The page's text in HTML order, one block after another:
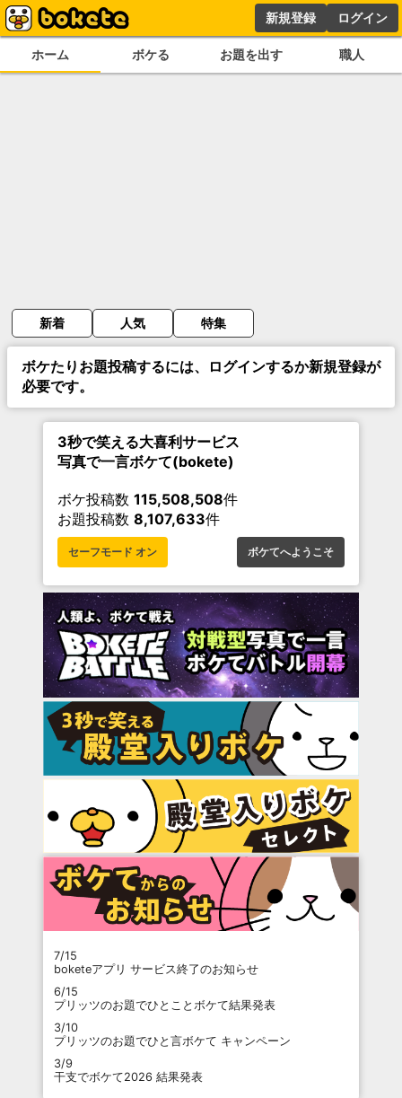
新規登録 ログイン
ホーム ボケる お題を出す 職人
新着 人気 特集
ボケたりお題投稿するには、ログインするか新規登録が
必要です。
3秒で笑える大喜利サービス
写真で一言ボケて(bokete)
ボケ投稿数 115,508,508件
お題投稿数 8,107,633件
セーフモード オン ボケてへようこそ
7/15
boketeアプリ サービス終了のお知らせ
6/15
プリッツのお題でひとことボケて結果発表
3/10
プリッツのお題でひと言ボケて キャンペーン
3/9
干支でボケて2026 結果発表